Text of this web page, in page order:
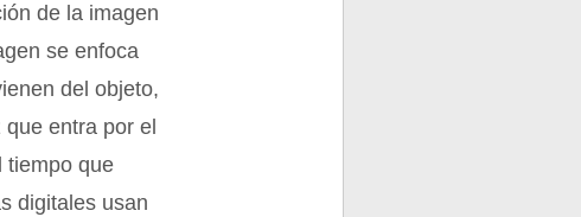
de la imagen
se enfoca
del objeto,
entra por el
tiempo que
digitales usan